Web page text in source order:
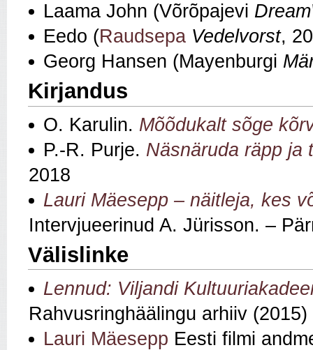
Laama John (Võrõpajevi
Eedo (Raudsepa Vedelvorst,
Georg Hansen (Mayenburgi
Kirjandus
O. Karulin. Mõõdukalt sõge
P.-R. Purje. Näsnäruda räpp ja
2018
Lauri Mäesepp – näitleja, kes
Intervjueerinud A. Jürisson. –
Välislinke
Lennud: Viljandi
Rahvusringhäälingu arhiiv (2015)
Lauri Mäesepp Eesti filmi